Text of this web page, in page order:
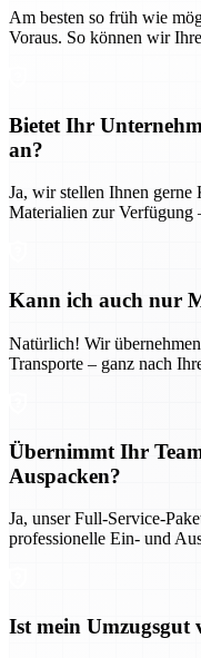
Am besten so früh wie
Voraus. So können wir
Bietet Ihr
an?
Ja, wir stellen Ihnen
Materialien zur Verfügung
Kann ich auch nur
Natürlich! Wir
Transporte – ganz nach
Übernimmt Ihr
Auspacken?
Ja, unser Full-Service-
professionelle Ein- und
Ist mein Umzugsgut